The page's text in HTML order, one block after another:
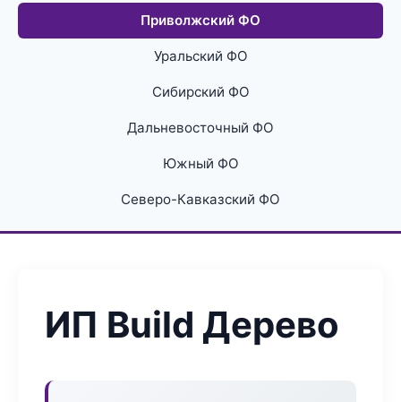
Приволжский ФО
Уральский ФО
Сибирский ФО
Дальневосточный ФО
Южный ФО
Северо-Кавказский ФО
ИП Build Дерево